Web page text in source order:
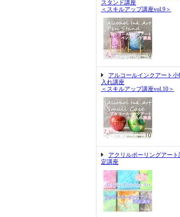
スタンド講座
＜スキルアップ講座vol.9＞
アルコールインクアート小
入れ講座
＜スキルアップ講座vol.10＞
アクリルポーリングアート
定講座